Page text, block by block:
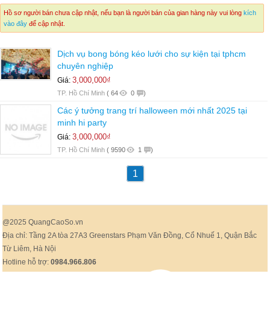
Hồ sơ người bán chưa cập nhật, nếu bạn là người bán của gian hàng này vui lòng kích
vào đây để cập nhật.
Dịch vụ bong bóng kéo lưới cho sự kiện tại tphcm
chuyên nghiệp
Giá: 3,000,000₫
TP. Hồ Chí Minh ( 64 0 )
Các ý tưởng trang trí halloween mới nhất 2025 tại
minh hi party
Giá: 3,000,000₫
TP. Hồ Chí Minh ( 9590 1 )
1
@2025 QuangCaoSo.vn
Địa chỉ: Tầng 2A tòa 27A3 Greenstars Phạm Văn Đồng, Cổ Nhuế 1, Quận Bắc
Từ Liêm, Hà Nội
Hotline hỗ trợ:0984.966.806